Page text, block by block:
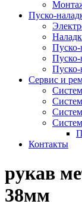
Пуско-
Пуско-
Пуско-
Пуско-
Сервис и
Контакты
рукав
38мм